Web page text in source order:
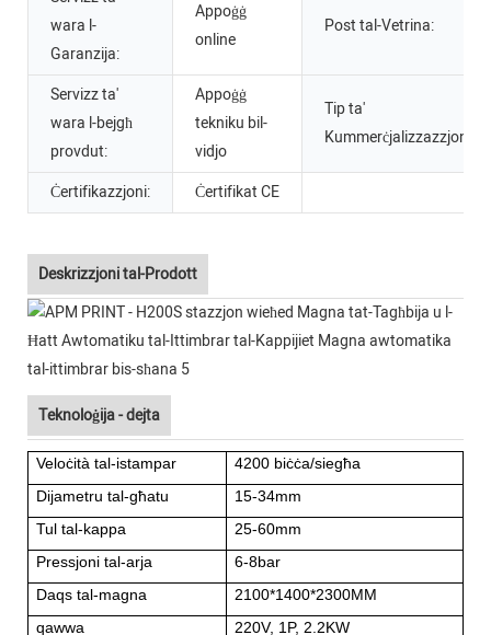
wara l-
Garanzija:
Appoġġ
online
Post tal-Vetrina:
Servizz ta'
wara l-bejgħ
provdut:
Appoġġ
tekniku bil-
vidjo
Tip ta'
Kummerċjalizzazzjoni:
Ċertifikazzjoni: Ċertifikat CE
Deskrizzjoni tal-Prodott
Teknoloġija - dejta
Veloċità tal-istampar
4200 biċċa/siegħa
Dijametru tal-għatu
15-34mm
Tul tal-kappa
25-60mm
Pressjoni tal-arja
6-8bar
Daqs tal-magna
2100*1400*2300MM
qawwa
220V, 1P, 2.2KW